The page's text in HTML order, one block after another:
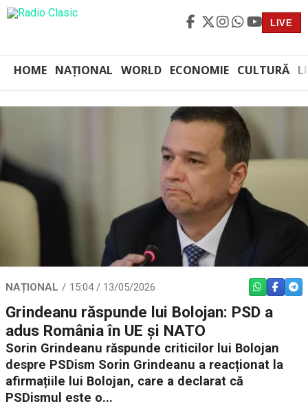
LIVE
HOME NAȚIONAL WORLD ECONOMIE CULTURĂ
NAȚIONAL 15:04 / 13/05/2026 WHATSAPP
Grindeanu răspunde lui Bolojan: PSD a
adus România în UE și NATO
Sorin Grindeanu răspunde criticilor lui Bolojan
despre PSDism Sorin Grindeanu a reacționat la
afirmațiile lui Bolojan, care a declarat că
PSDismul este o...